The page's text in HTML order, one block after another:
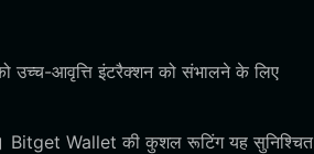
उच्च-आवृत्ति इंटरैक्शन को संभालने के लिए
Bitget Wallet की कुशल रूटिंग यह सुनिश्चित